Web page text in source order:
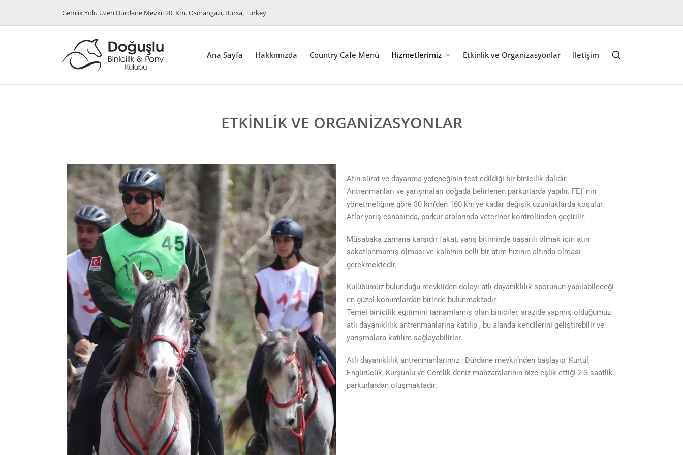
Gemlik Yolu Üzeri Dürdane Mevkii 20. Km. Osmangazi, Bursa, Turkey
Ana Sayfa Hakkımızda Country Cafe Menü Hizmetlerimiz Etkinlik ve Organizasyonlar İletişim
ETKINLIK VE ORGANIZASYONLAR
Atın sürat ve dayanma yeteneğinin test edildiği bir binicilik dalıdır.
Antrenmanları ve yarışmaları doğada belirlenen parkurlarda yapılır. FEI’ nin
yönetmeliğine göre 30 km’den 160 km’ye kadar değişik uzunluklarda koşulur.
Atlar yarış esnasında, parkur aralarında veteriner kontrolünden geçirilir.
Müsabaka zamana karşıdır fakat, yarış bitiminde başarılı olmak için atın
sakatlanmamış olması ve kalbinin belli bir atım hızının altında olması
gerekmektedir.
Kulübümüz bulunduğu mevkiiden dolayı atlı dayanıklılık sporunun yapılabileceği
en güzel konumlardan birinde bulunmaktadır.
Temel binicilik eğitimini tamamlamış olan biniciler, arazide yapmış olduğumuz
atlı dayanıklılık antrenmanlarına katılıp , bu alanda kendilerini geliştirebilir ve
yarışmalara katılım sağlayabilirler.
Atlı dayanıklılık antrenmanlarımız ; Dürdane mevkii‘nden başlayıp, Kurtul,
Engürücük, Kurşunlu ve Gemlik deniz manzaralarının bize eşlik ettiği 2-3 saatlik
parkurlardan oluşmaktadır.